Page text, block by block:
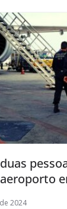
2024